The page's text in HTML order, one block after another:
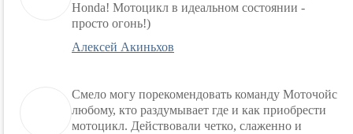
Honda! Мотоцикл в идеальном состоянии -
просто огонь!)
Алексей Акиньхов
Смело могу порекомендовать команду Моточойс
любому, кто раздумывает где и как приобрести
мотоцикл. Действовали четко, слаженно и